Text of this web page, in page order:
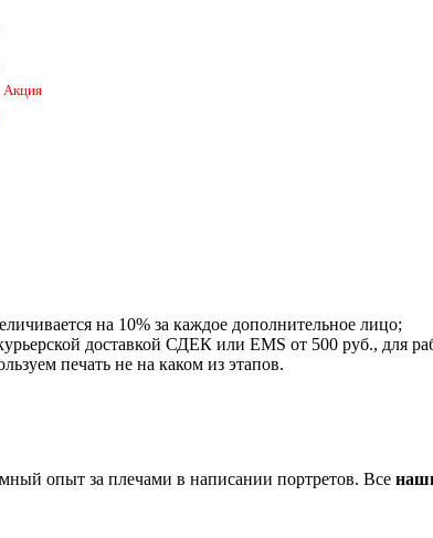
Акция
на 10% за каждое дополнительное лицо;
доставкой СДЕК или EMS от 500 руб., для
печать не на каком из этапов.
опыт за плечами в написании портретов. Все